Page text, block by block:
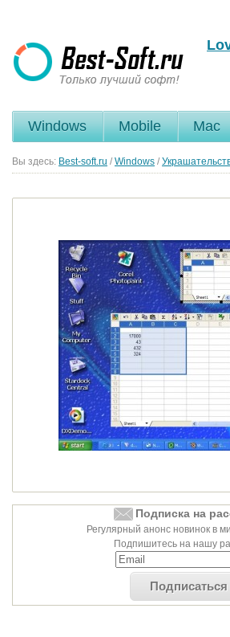
Windows Mobile Mac
Вы здесь: Best-soft.ru / Windows /
Подписка на
Регулярный анонс новинок в
Подпишитесь на нашу
Подписаться